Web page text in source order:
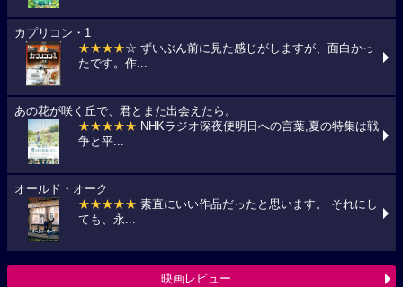
カプリコン・1
★★★★☆ ずいぶん前に見た感じがしますが、面白かっ
たです。作...
あの花が咲く丘で、君とまた出会えたら。
★★★★★ NHKラジオ深夜便明日への言葉,夏の特集は戦
争と平...
オールド・オーク
★★★★★ 素直にいい作品だったと思います。 それにし
ても、永...
映画レビュー